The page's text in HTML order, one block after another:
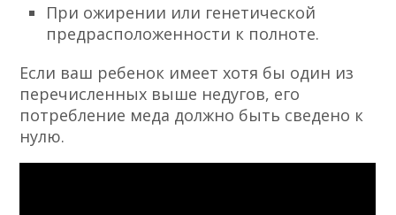
При ожирении или генетической
предрасположенности к полноте.
Если ваш ребенок имеет хотя бы один из
перечисленных выше недугов, его
потребление меда должно быть сведено к
нулю.